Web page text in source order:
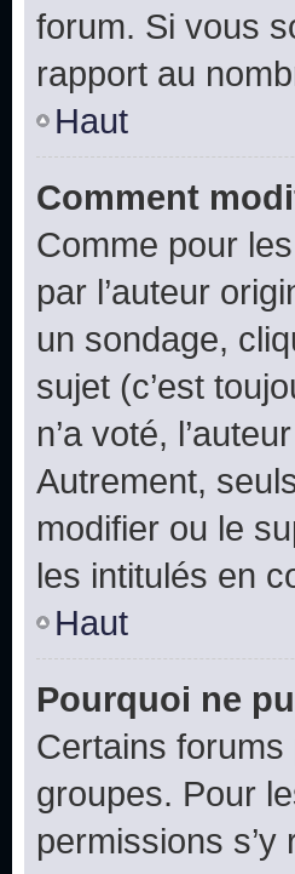
forum. Si vous
rapport au
Haut
Comment
Comme pour
par l’auteur
un sondage,
sujet (c’est
n’a voté,
Autrement,
modifier ou le
les intitulés en
Haut
Pourquoi ne
Certains
groupes. Pour
permissions